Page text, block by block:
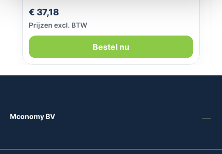
Normale prijs:
€ 37,18
Prijzen excl. BTW
Bestel nu
Mconomy BV